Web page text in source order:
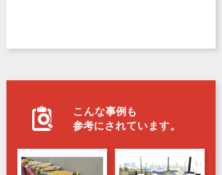
こんな事例も
参考にされています。